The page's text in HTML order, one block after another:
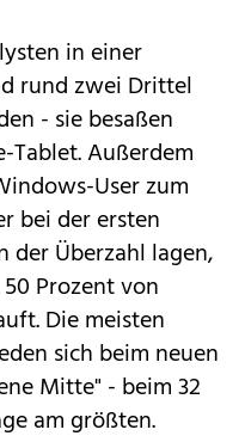
in einer
rund zwei Drittel
- sie besaßen
Tablet. Außerdem
User zum
bei der ersten
der Überzahl lagen,
Prozent von
Die meisten
sich beim neuen
Mitte" - beim 32
am größten.